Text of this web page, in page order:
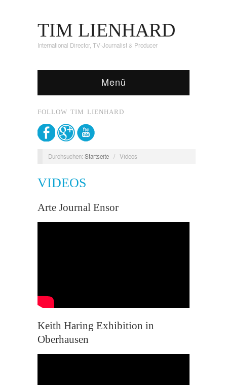
TIM LIENHARD
International Director, TV-Journalist & Producer
Menü
FOLLOW TIM LIENHARD
Durchsuchen: Startseite / Videos
VIDEOS
Arte Journal Ensor
Keith Haring Exhibition in
Oberhausen